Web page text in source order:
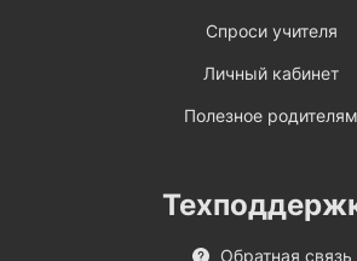
Спроси учителя
Личный кабинет
Полезное родителям
Обратная связь